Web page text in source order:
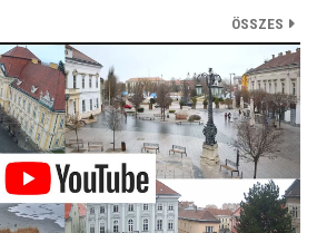
ÖSSZES